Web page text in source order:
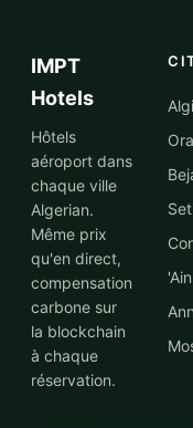
IMPT
Hotels
Hôtels
aéroport dans
chaque ville
Algerian.
Même prix
qu'en direct,
compensation
carbone sur
la blockchain
à chaque
réservation.